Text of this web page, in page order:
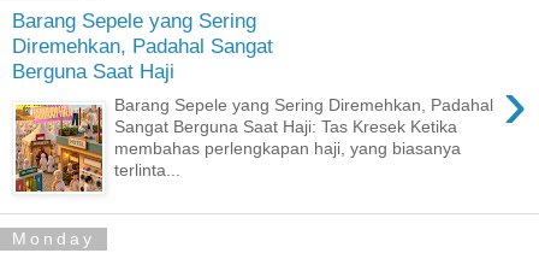
Barang Sepele yang Sering
Diremehkan, Padahal Sangat
Berguna Saat Haji
›
Barang Sepele yang Sering Diremehkan, Padahal
Sangat Berguna Saat Haji: Tas Kresek Ketika
membahas perlengkapan haji, yang biasanya
terlinta...
Monday